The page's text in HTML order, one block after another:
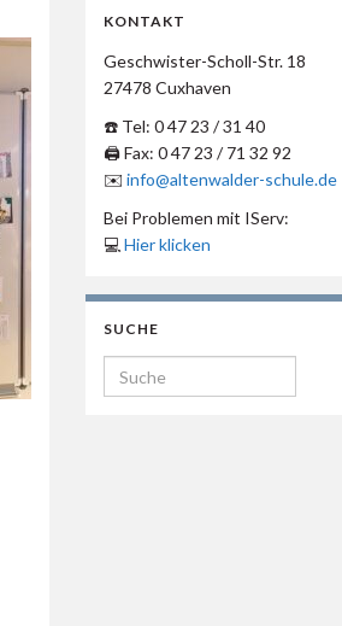
KONTAKT
Geschwister-Scholl-Str. 18
27478 Cuxhaven
☎️ Tel: 0 47 23 / 31 40
🖨 Fax: 0 47 23 / 71 32 92
✉️ info@altenwalder-schule.de
Bei Problemen mit IServ:
💻 Hier klicken
SUCHE
Search for: